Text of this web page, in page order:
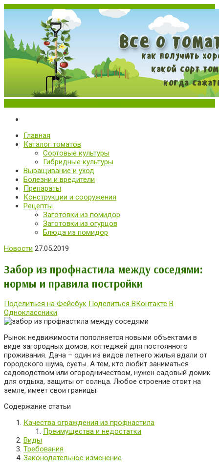
Все о томатах. Выращивание томатов. Сорта и рассада.
Выращивание и уход за томатами
Главная
Каталог томатов
Сортовые культуры
Гибридные культуры
Выращивание и уход
Болезни и вредители
Препараты
Конструкции и сооружения
Рецепты
Заготовки из помидор
Заготовки из огурцов
Блюда из помидор
Новости 27.05.2019
Забор из профнастила между соседями:
нормы и правила постройки
Поделиться на Фейсбук Поделиться ВКонтакте В
Одноклассники
Рынок недвижимости пополняется новыми объектами в
виде загородных домов, коттеджей для постоянного
проживания. Дача – один из видов летнего жилья вдали от
городского шума, суеты. А тем, кто любит заниматься
садоводством или огородничеством, нужен садовый домик
для отдыха, защиты от солнца. Любое строение стоит на
земле, имеет свои границы.
Содержание статьи
Качества ограждения из профнастила
Преимущества и недостатки
Виды
Требования
Законодательное изменение